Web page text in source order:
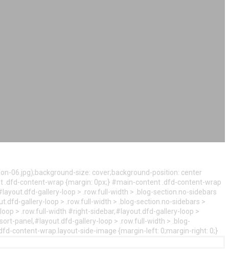
size: cover;background-position: center
content-wrap {margin: 0px;} #main-content .dfd-content-wrap
gallery-loop > .row.full-width > .blog-section.no-sidebars
gallery-loop > .row.full-width > .blog-section.no-sidebars >
> .row.full-width #right-sidebar,#layout.dfd-gallery-loop >
panel,#layout.dfd-gallery-loop > .row.full-width > .blog-
content-wrap.layout-side-image {margin-left: 0;margin-right: 0;}